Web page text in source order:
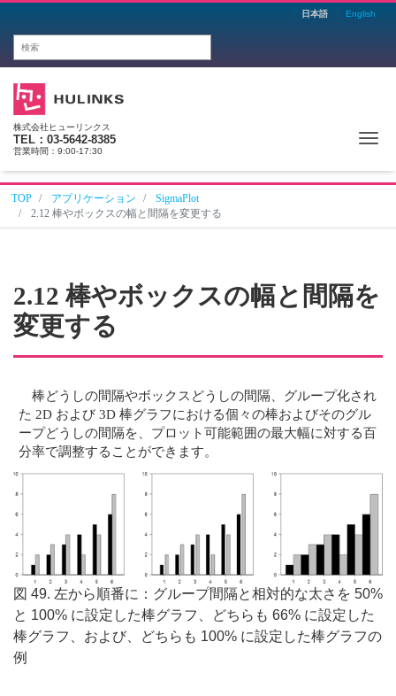
日本語 English
株式会社ヒューリンクス
TEL：03-5642-8385
営業時間：9:00-17:30
TOP アプリケーション
SigmaPlot
2.12 棒やボックスの幅と間隔を変更する
2.12 棒やボックスの幅と間隔を
変更する
棒どうしの間隔やボックスどうしの間隔、グループ化され
た 2D および 3D 棒グラフにおける個々の棒およびそのグル
ープどうしの間隔を、プロット可能範囲の最大幅に対する百
分率で調整することができます。
図 49. 左から順番に：グループ間隔と相対的な太さを 50%
と 100% に設定した棒グラフ、どちらも 66% に設定した
棒グラフ、および、どちらも 100% に設定した棒グラフの
例